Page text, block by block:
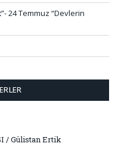
24 Temmuz “Devlerin
/ Gülistan Ertik